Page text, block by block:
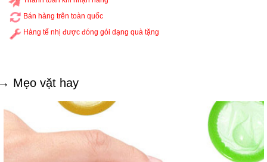
Bán hàng trên toàn quốc
Hàng tế nhị được đóng gói dạng quà tặng
Mẹo vặt hay